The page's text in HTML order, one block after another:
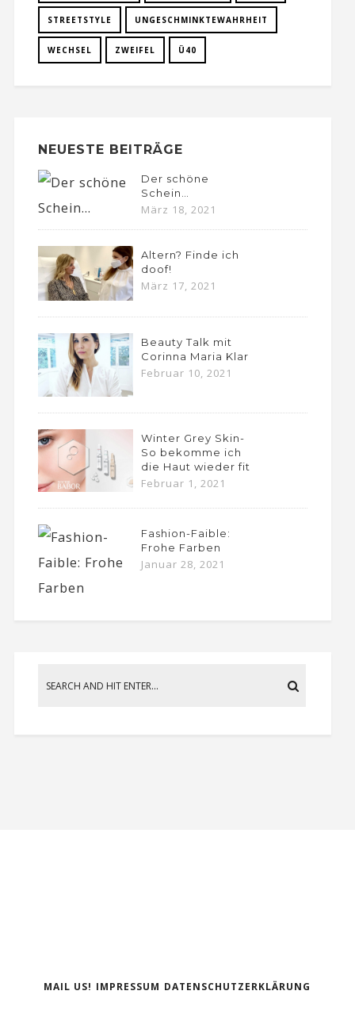
STREETSTYLE UNGESCHMINKTEWAHRHEIT
WECHSEL ZWEIFEL Ü40
NEUESTE BEITRÄGE
Der schöne
Schein…
März 18, 2021
Altern? Finde ich
doof!
März 17, 2021
Beauty Talk mit
Corinna Maria Klar
Februar 10, 2021
Winter Grey Skin-
So bekomme ich
die Haut wieder fit
Februar 1, 2021
Fashion-Faible:
Frohe Farben
Januar 28, 2021
MAIL US! IMPRESSUM DATENSCHUTZERKLÄRUNG